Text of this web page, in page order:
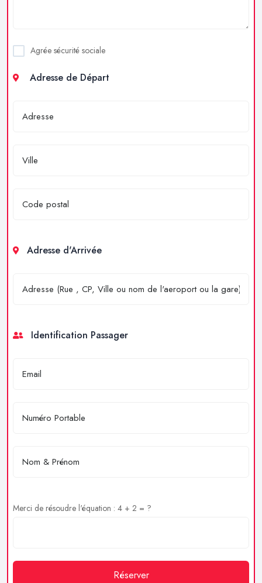
Agrée sécurité sociale
Adresse de Départ
Adresse d'Arrivée
Identification Passager
Merci de résoudre l'équation : 4 + 2 = ?
Réserver